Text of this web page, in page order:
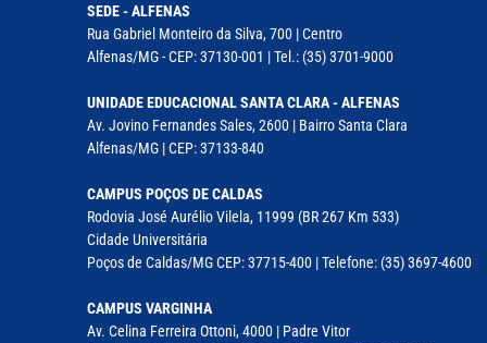
SEDE - ALFENAS
Rua Gabriel Monteiro da Silva, 700 | Centro
Alfenas/MG - CEP: 37130-001 | Tel.: (35) 3701-9000
UNIDADE EDUCACIONAL SANTA CLARA - ALFENAS
Av. Jovino Fernandes Sales, 2600 | Bairro Santa Clara
Alfenas/MG | CEP: 37133-840
CAMPUS POÇOS DE CALDAS
Rodovia José Aurélio Vilela, 11999 (BR 267 Km 533)
Cidade Universitária
Poços de Caldas/MG CEP: 37715-400 | Telefone: (35) 3697-4600
CAMPUS VARGINHA
Av. Celina Ferreira Ottoni, 4000 | Padre Vitor